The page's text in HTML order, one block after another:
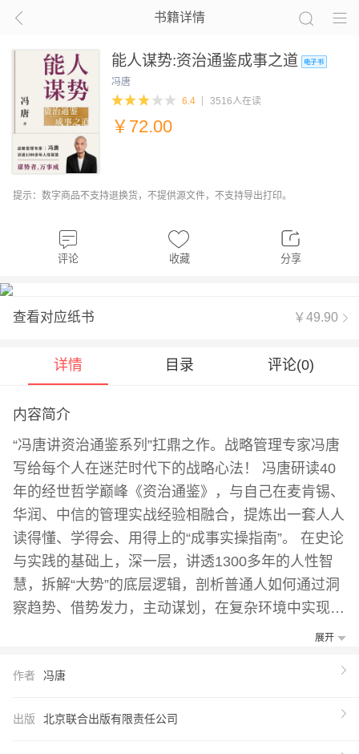
书籍详情
能人谋势:资治通鉴成事之道
冯唐
6.4
3516人在读
￥ 72.00
提示：数字商品不支持退换货，不提供源文件，不支持导出打印。
评论 收藏 分享
查看对应纸书 ￥49.90
详情 目录 评论(0)
内容简介
“冯唐讲资治通鉴系列”扛鼎之作。战略管理专家冯唐
写给每个人在迷茫时代下的战略心法！ 冯唐研读40
年的经世哲学巅峰《资治通鉴》，与自己在麦肯锡、
华润、中信的管理实战经验相融合，提炼出一套人人
读得懂、学得会、用得上的“成事实操指南”。 在史论
与实践的基础上，深一层，讲透1300多年的人性智
慧，拆解“大势”的底层逻辑，剖析普通人如何通过洞
察趋势、借势发力，主动谋划，在复杂环境中实现跨
之道，帮助大家识别无用之仗、不无准备之仗，从被
势而动。 写给所有想要跳出圈层思维、提升精准决
展开
作者 冯唐
出版 北京联合出版有限责任公司